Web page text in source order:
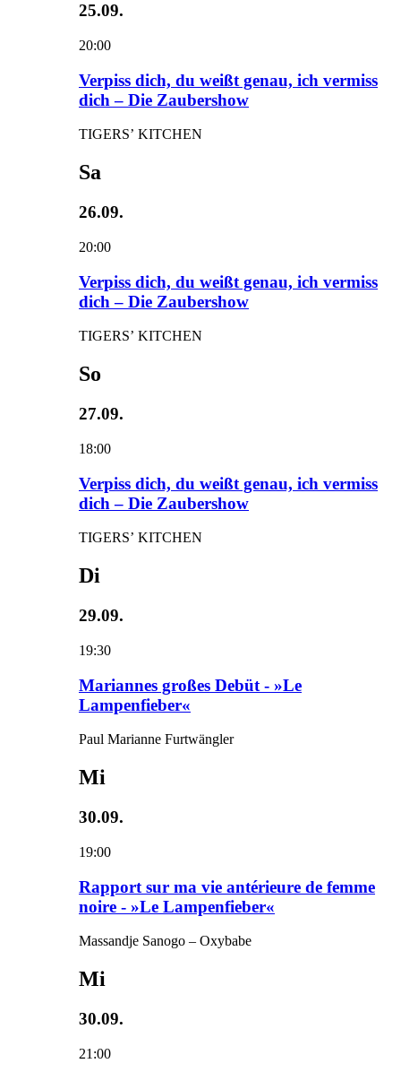
25.09.
20:00
Verpiss dich, du weißt genau, ich vermiss
dich – Die Zaubershow
TIGERS’ KITCHEN
Sa
26.09.
20:00
Verpiss dich, du weißt genau, ich vermiss
dich – Die Zaubershow
TIGERS’ KITCHEN
So
27.09.
18:00
Verpiss dich, du weißt genau, ich vermiss
dich – Die Zaubershow
TIGERS’ KITCHEN
Di
29.09.
19:30
Mariannes großes Debüt - »Le
Lampenfieber«
Paul Marianne Furtwängler
Mi
30.09.
19:00
Rapport sur ma vie antérieure de femme
noire - »Le Lampenfieber«
Massandje Sanogo – Oxybabe
Mi
30.09.
21:00